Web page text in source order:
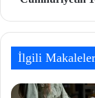
İlgili Makaleler